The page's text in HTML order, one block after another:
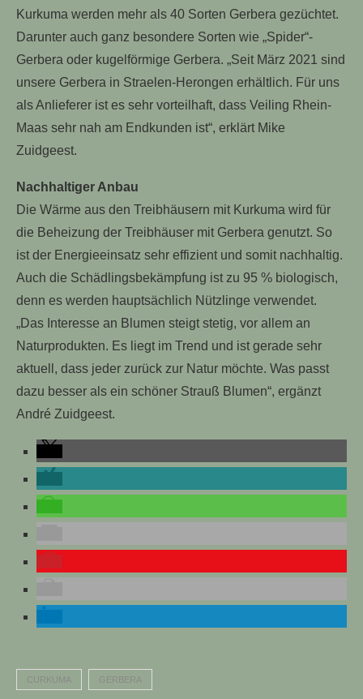
Kurkuma werden mehr als 40 Sorten Gerbera gezüchtet.
Darunter auch ganz besondere Sorten wie „Spider“-
Gerbera oder kugelförmige Gerbera. „Seit März 2021 sind
unsere Gerbera in Straelen-Herongen erhältlich. Für uns
als Anlieferer ist es sehr vorteilhaft, dass Veiling Rhein-
Maas sehr nah am Endkunden ist“, erklärt Mike
Zuidgeest.
Nachhaltiger Anbau
Die Wärme aus den Treibhäusern mit Kurkuma wird für
die Beheizung der Treibhäuser mit Gerbera genutzt. So
ist der Energieeinsatz sehr effizient und somit nachhaltig.
Auch die Schädlingsbekämpfung ist zu 95 % biologisch,
denn es werden hauptsächlich Nützlinge verwendet.
„Das Interesse an Blumen steigt stetig, vor allem an
Naturprodukten. Es liegt im Trend und ist gerade sehr
aktuell, dass jeder zurück zur Natur möchte. Was passt
dazu besser als ein schöner Strauß Blumen“, ergänzt
André Zuidgeest.
CURKUMA GERBERA